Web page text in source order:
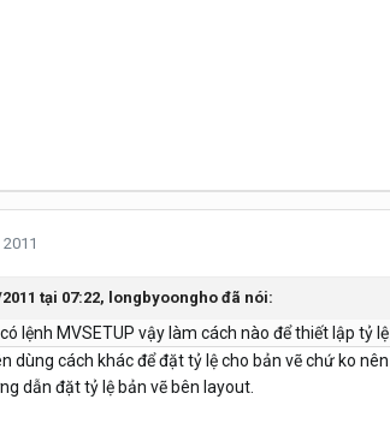
tại 07:22, longbyoongho đã nói:
lệnh MVSETUP vậy làm cách nào để thiết lập tỷ
dùng cách khác để đặt tỷ lệ cho bản vẽ chứ ko
dẫn đặt tỷ lệ bản vẽ bên layout.